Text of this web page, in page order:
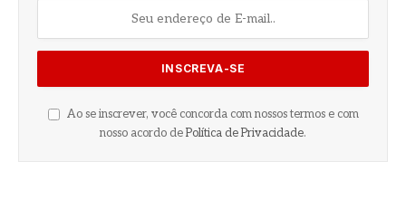
Ao se inscrever, você concorda com nossos termos e com
nosso acordo de Política de Privacidade.